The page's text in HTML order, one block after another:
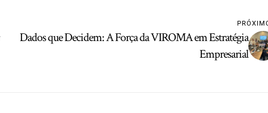
Dados que Decidem: A Força da VIROMA em Estratégia
Empresarial